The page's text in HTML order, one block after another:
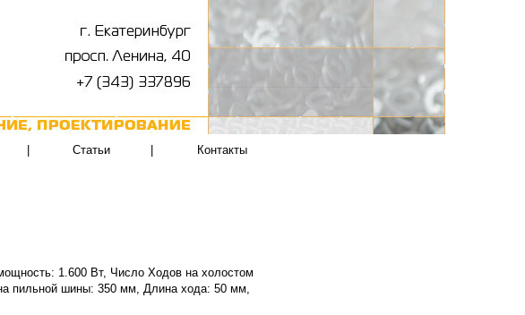
Статьи Контакты
1.600 Вт, Число Ходов на холостом
пильной шины: 350 мм, Длина хода: 50 мм,